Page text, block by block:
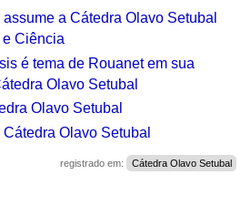
a Cátedra Olavo Setubal
e Ciência
é tema de Rouanet em sua
Olavo Setubal
Olavo Setubal
Olavo Setubal
registrado em: Cátedra Olavo Setubal